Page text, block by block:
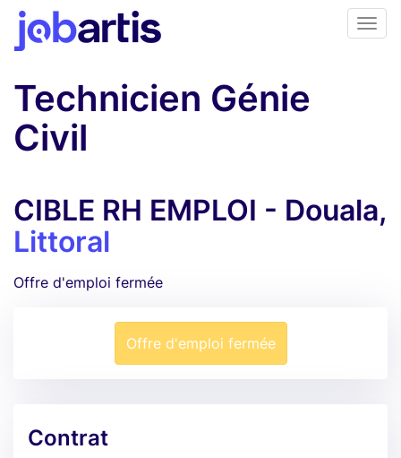
Technicien Génie
Civil
CIBLE RH EMPLOI - Douala,
Littoral
Offre d'emploi fermée
Offre d'emploi fermée
Contrat